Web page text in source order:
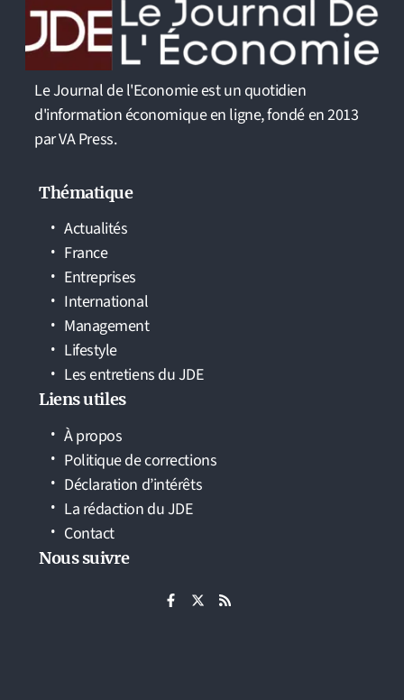
Le Journal de l'Economie est un quotidien
d'information économique en ligne, fondé en 2013
par VA Press.
Thématique
Actualités
France
Entreprises
International
Management
Lifestyle
Les entretiens du JDE
Liens utiles
À propos
Politique de corrections
Déclaration d’intérêts
La rédaction du JDE
Contact
Nous suivre